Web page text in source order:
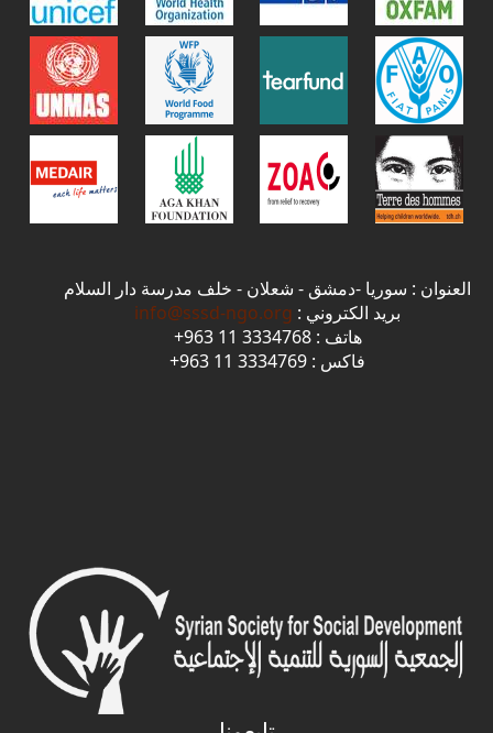
العنوان : سوريا -دمشق - شعلان - خلف مدرسة دار السلام
بريد الكتروني : info@sssd-ngo.org
هاتف : 3334768 11 963+
فاكس : 3334769 11 963+